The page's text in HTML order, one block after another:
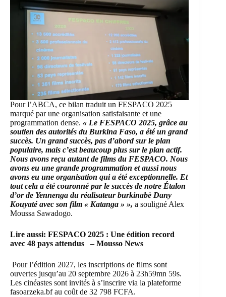
Pour l’ABCA, ce bilan traduit un FESPACO 2025
marqué par une organisation satisfaisante et une
programmation dense. « Le FESPACO 2025, grâce au
soutien des autorités du Burkina Faso, a été un grand
succès. Un grand succès, pas d’abord sur le plan
populaire, mais c’est beaucoup plus sur le plan actif.
Nous avons reçu autant de films du FESPACO. Nous
avons eu une grande programmation et aussi nous
avons eu une organisation qui a été exceptionnelle. Et
tout cela a été couronné par le succès de notre Étalon
d’or de Yennenga du réalisateur burkinabè Dany
Kouyaté avec son film « Katanga » », a souligné Alex
Moussa Sawadogo.
Lire aussi: FESPACO 2025 : Une édition record
avec 48 pays attendus – Mousso News
Pour l’édition 2027, les inscriptions de films sont
ouvertes jusqu’au 20 septembre 2026 à 23h59mn 59s.
Les cinéastes sont invités à s’inscrire via la plateforme
fasoarzeka.bfau coût de 32 798 FCFA.